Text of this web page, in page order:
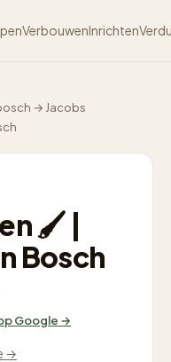
VerbouwenInrichten
→ Jacobs
🖌 |
Bosch
Google →
→